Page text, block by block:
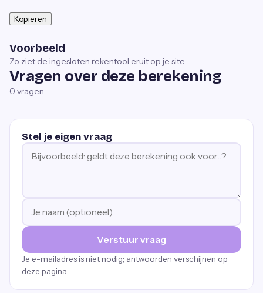
Kopiëren
Voorbeeld
Zo ziet de ingesloten rekentool eruit op je site:
Vragen over deze berekening
0 vragen
Stel je eigen vraag
Verstuur vraag
Je e-mailadres is niet nodig; antwoorden verschijnen op
deze pagina.